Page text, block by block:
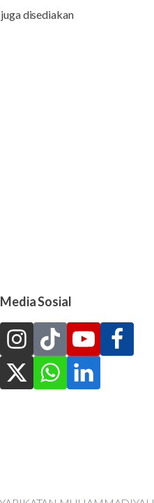
disediakan
Media Sosial